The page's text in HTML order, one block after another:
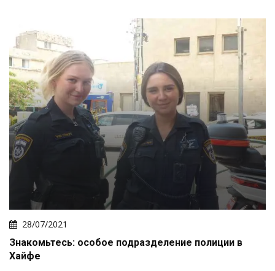
28/07/2021
Знакомьтесь: особое подразделение полиции в
Хайфе